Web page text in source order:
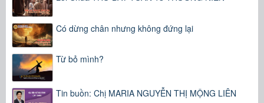
Có dừng chân nhưng không đứng lại
Từ bỏ mình?
Tin buồn: Chị MARIA NGUYỄN THỊ MỘNG LIÊN